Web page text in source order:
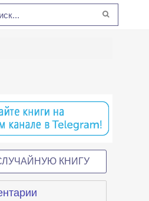
КНИГУ